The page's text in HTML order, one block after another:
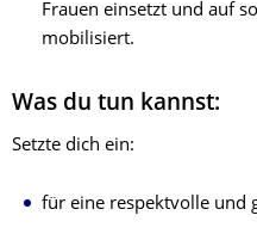
Frauen einsetzt und auf
mobilisiert.
Was du tun kannst:
Setzte dich ein:
für eine respektvolle und